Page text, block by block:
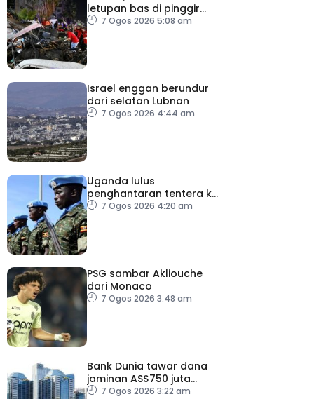
letupan bas di pinggir
Damsyik
7 Ogos 2026 5:08 am
Israel enggan berundur
dari selatan Lubnan
7 Ogos 2026 4:44 am
Uganda lulus
penghantaran tentera ke
Gaza bawah pelan
7 Ogos 2026 4:20 am
PSG sambar Akliouche
dari Monaco
7 Ogos 2026 3:48 am
Bank Dunia tawar dana
jaminan AS$750 juta
kepada Indonesia bantu
7 Ogos 2026 3:22 am